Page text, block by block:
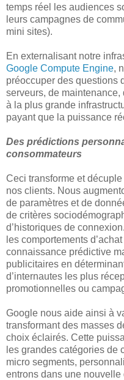
temps réel les audiences
leurs campagnes de
mini sites).
En externalisant notre
Google Compute Engine,
préoccuper des questions
serveurs, de
à la plus grande
payant que la puissance
Des prédictions
consommateurs
Ceci transforme et
nos clients. Nous
de paramètres et de
de critères
d’historiques de
les comportements
connaissance prédictive
publicitaires en
d’internautes les plus
promotionnelles ou
Google nous aide ainsi à
transformant des masses
choix éclairés. Cette
les grandes catégories de
micro segments,
entrons dans une